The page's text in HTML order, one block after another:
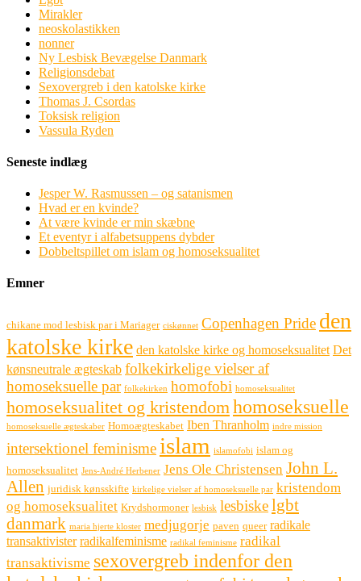
Mirakler
neoskolastikken
nonner
Ny Lesbisk Bevægelse Danmark
Religionsdebat
Sexovergreb i den katolske kirke
Thomas J. Csordas
Toksisk religion
Vassula Ryden
Seneste indlæg
Jesper W. Rasmussen – og satanismen
Hvad er en kvinde?
At være kvinde er min skæbne
Et eventyr i alfabetsuppens dybder
Dobbeltspillet om islam og homoseksualitet
Emner
chikane mod lesbisk par i Mariager ciskønnet Copenhagen Pride den
katolske kirke den katolske kirke og homoseksualitet Det
kønsneutrale ægteskab folkekirkelige vielser af
homoseksuelle par folkekirken homofobi homoseksualitet
homoseksualitet og kristendom homoseksuelle
homoseksuelle ægteskaber Homoægteskabet Iben Thranholm indre mission
intersektionel feminisme islam islamofobi islam og
homoseksualitet Jens-André Herbener Jens Ole Christensen John L.
Allen juridisk kønsskifte kirkelige vielser af homoseksuelle par kristendom
og homoseksualitet Krydshormoner lesbisk lesbiskelgbt
danmark maria hjerte kloster medjugorje paven queer radikale
transaktivister radikalfeminisme radikal feminisme radikal
transaktivisme sexovergreb indenfor den